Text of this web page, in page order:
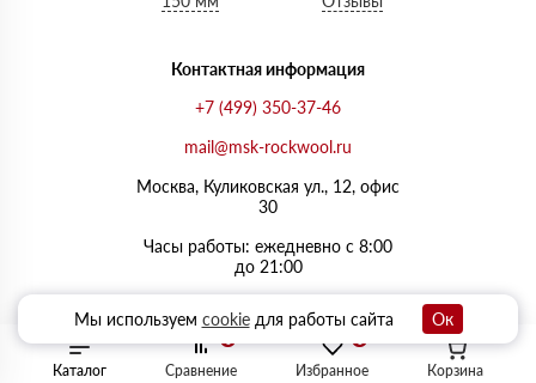
Каталог Избранное
Сравнение Корзина
Контактная информация
+7 (499) 350-37-46
mail@msk-rockwool.ru
Москва, Куликовская ул., 12, офис
30
Часы работы: ежедневно с 8:00
до 21:00
Мы используем cookieдля работы сайта Ок